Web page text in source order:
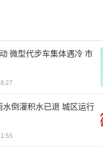
在交易什么？
微型代步车集体遇冷 市
倒灌积水已退 城区运行